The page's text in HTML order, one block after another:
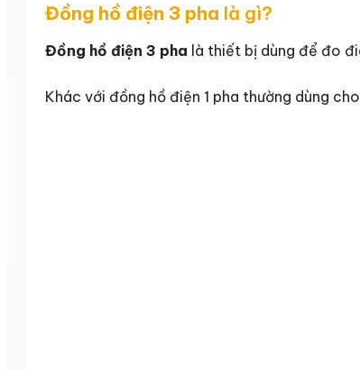
Đồng hồ điện 3 pha là gì?
Đồng hồ điện 3 pha là thiết bị dùng để đo
Khác với đồng hồ điện 1 pha thường dùng